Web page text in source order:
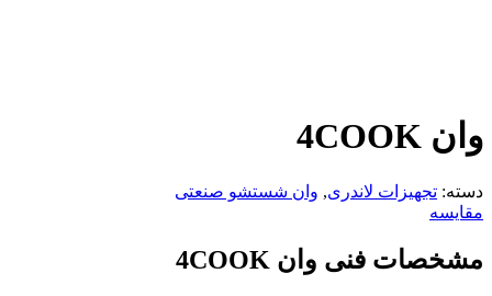
وان 4COOK
دسته: تجهیزات لاندری, وان شستشو صنعتی
مقایسه
مشخصات فنی وان 4COOK